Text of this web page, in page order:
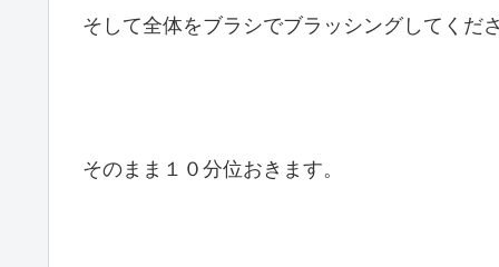
そして全体をブラシでブラッシングしてくださ
そのまま１０分位おきます。